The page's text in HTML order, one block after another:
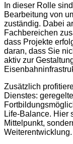
In dieser Rolle
Bearbeitung von
zuständig. Dabei
Fachbereichen
dass Projekte
daran, dass Sie
aktiv zur
Zusätzlich
Dienstes:
Life-Balance. Hier
Mittelpunkt,
Weiterentwicklung.